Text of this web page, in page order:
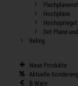
Hochplane
Set Plane
Reling
Neue Produkte
Aktuelle
B-Ware